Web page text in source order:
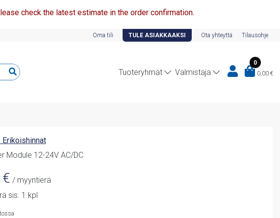
check the latest estimate in the order confirmation.
Oma tili TULE ASIAKKAAKSI Ota yhteyttä Tilausohje
Tuoteryhmät Valmistaja
0
0,00 €
Module 12-24V AC/DC
€ / myyntierä
sis. 1 kpl